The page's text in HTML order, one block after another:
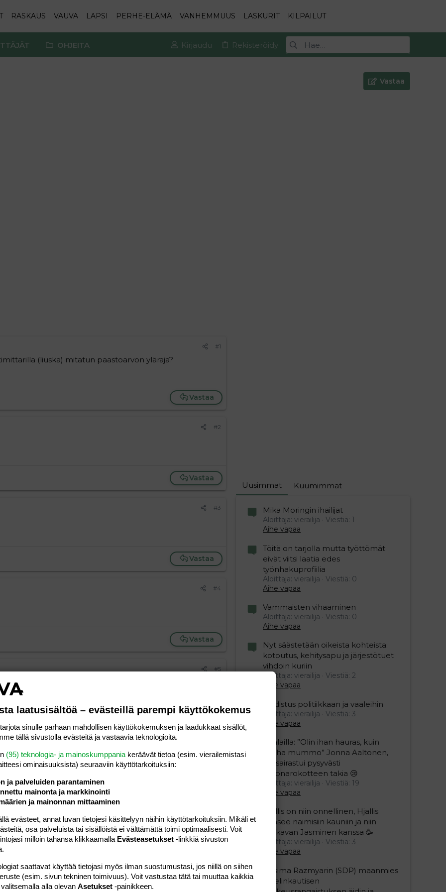
RASKAUS VAUVA LAPSI PERHE-ELÄMÄ VANHEMMUUS LASKURIT KILPAILUT
OHJEITA Kirjaudu Rekisteröidy
Vastaa
#1
(liuska) mitatun paastoarvon yläraja?
Vastaa
#2
Vastaa
#3
Vastaa
#4
Vastaa
#5
parinviikon ajan, kun oli aika korkealla ne arvot, ja
alle 5.9 ja päivällisen ja lounaan jälkeen alle 7.8 (mitataan
ettei vauva kasva liian isoksi. :flower:
#6
Uusimmat Kuumimmat
Mika Moringin ihailijat
Aloittaja: vierailija
Viestiä: 1
Aihe vapaa
Töitä on tarjolla mutta työttömät
eivät viitsi laatia edes
työnhakuprofiilia
Aloittaja: vierailija
Viestiä: 0
Aihe vapaa
Vammaisten vihaaminen
Aloittaja: vierailija
Viestiä: 0
Aihe vapaa
Nyt säästetään oikeista kohteista:
kotoutus, kehitysapu ja järjestötuet
vihdoin kuriin
Aloittaja: vierailija
Viestiä: 2
Aihe vapaa
Uudistus politiikkaan ja vaaleihin
Aloittaja: vierailija
Viestiä: 3
Aihe vapaa
Sillälailla: ”Olin ihan hauras, kuin
vanha mummo” Jonna Aaltonen,
46, sairastui pysyvästi
koronarokotteen takia 😢
Aloittaja: vierailija
Viestiä: 19
Aihe vapaa
Hjallis on niin onnellinen, Hjallis
pääsee naimisiin kauniin ja niin
mukavan Jasminen kanssa 🥳
Aloittaja: vierailija
Viestiä: 3
Aihe vapaa
Nasima Razmyarin (SDP) maanmies
sai elinkautisen
laatusisältöä – evästeillä parempi käyttökokemus
sinulle parhaan mahdollisen käyttökokemuksen ja laadukkaat sisällöt,
tällä sivustolla evästeitä ja vastaavia teknologioita.
(95) teknologia- ja mainoskumppania keräävät tietoa (esim. vierailemis­tasi
ominaisuuk­sista) seuraaviin käyttötarkoituksiin:
ja palveluiden parantaminen
mainonta ja markkinointi
ja mainonnan mittaaminen
evästeet, annat luvan tietojesi käsittelyyn näihin käyttötarkoituksiin. Mikäli et
osa palveluista tai sisällöistä ei välttämättä toimi optimaalisesti. Voit
milloin tahansa klikkaamalla Evästeasetukset -linkkiä sivuston
saattavat käyttää tietojasi myös ilman suostumustasi, jos niillä on siihen
(esim. sivun tekninen toimivuus). Voit vastustaa tätä tai muuttaa kaikkia
alla olevan Asetukset -painikkeen.